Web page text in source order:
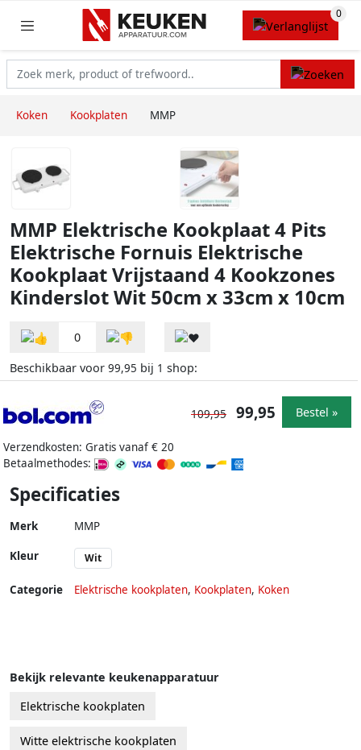
Koken Kookplaten MMP
MMP Elektrische Kookplaat 4 Pits
Elektrische Fornuis Elektrische
Kookplaat Vrijstaand 4 Kookzones
Kinderslot Wit 50cm x 33cm x 10cm
0
Beschikbaar voor 99,95 bij 1 shop:
Verzendkosten: Gratis vanaf € 20
Betaalmethodes:
109,95 99,95 Bestel »
Specificaties
Merk MMP
Kleur Wit
Categorie Elektrische kookplaten, Kookplaten, Koken
Bekijk relevante keukenapparatuur
Elektrische kookplaten
Witte elektrische kookplaten